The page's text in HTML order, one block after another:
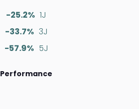
-25.2% 1J
-33.7% 3J
-57.9% 5J
Performance